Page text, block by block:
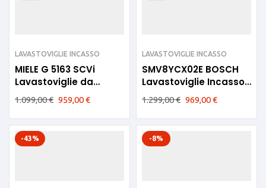
LAVASTOVIGLIE INCASSO
MIELE G 5163 SCVi
Lavastoviglie da
incasso 14 coperti D
1.099,00€ 959,00€
LAVASTOVIGLIE INCASSO
SMV8YCX02E BOSCH
Lavastoviglie Incasso
60cm
1.299,00€ 969,00€
-43% -8%